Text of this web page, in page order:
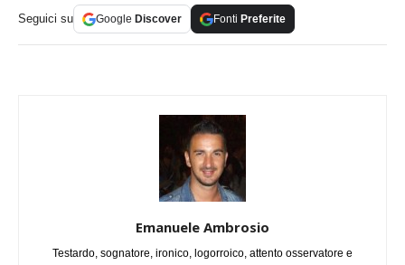
Seguici su Google Discover Fonti Preferite
Emanuele Ambrosio
Testardo, sognatore, ironico, logorroico, attento osservatore e